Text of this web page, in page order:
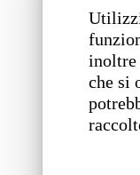
inoltre
che si